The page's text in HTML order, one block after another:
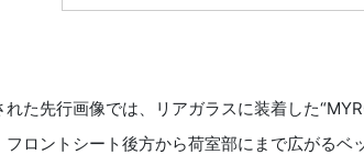
た先行画像では、リアガラスに装着した
フロントシート後方から荷室部にまで広がる